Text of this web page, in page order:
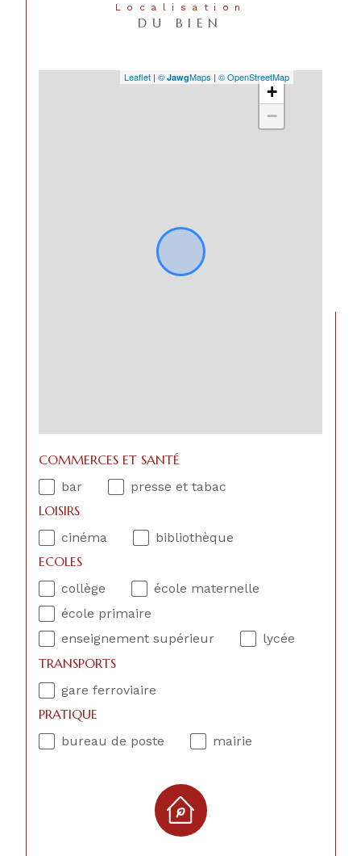
Localisation
DU BIEN
+
−
Leaflet | © JawgMaps | © OpenStreetMap
COMMERCES ET SANTÉ
bar presse et tabac
LOISIRS
cinéma bibliothèque
ECOLES
collège
école maternelle
école primaire
enseignement supérieur
lycée
TRANSPORTS
gare ferroviaire
PRATIQUE
bureau de poste mairie